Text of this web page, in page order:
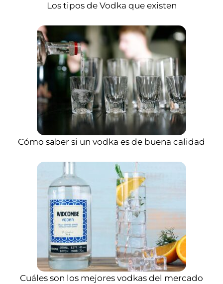
Los tipos de Vodka que existen
Cómo saber si un vodka es de buena calidad
Cuáles son los mejores vodkas del mercado